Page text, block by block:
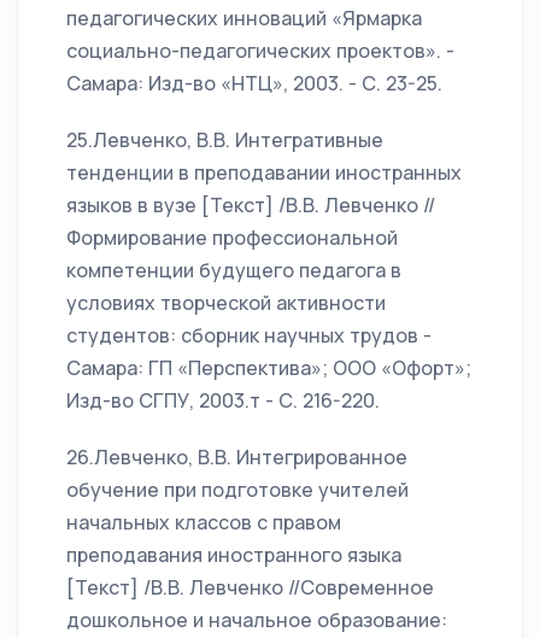
педагогических инноваций «Ярмарка
социально-педагогических проектов». -
Самара: Изд-во «НТЦ», 2003. - С. 23-25.
25.Левченко, В.В. Интегративные
тенденции в преподавании иностранных
языков в вузе [Текст] /В.В. Левченко //
Формирование профессиональной
компетенции будущего педагога в
условиях творческой активности
студентов: сборник научных трудов -
Самара: ГП «Перспектива»; ООО «Офорт»;
Изд-во СГПУ, 2003.т - С. 216-220.
26.Левченко, В.В. Интегрированное
обучение при подготовке учителей
начальных классов с правом
преподавания иностранного языка
[Текст] /В.В. Левченко //Современное
дошкольное и начальное образование: